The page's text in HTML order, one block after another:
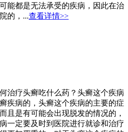
能都是无法承受的疾病，因此在治
的，...查看详情>>
治疗头癣吃什么药？头癣这个疾病
疾病的，头癣这个疾病的主要的症
且是有可能会出现脱发的情况的，
一定要及时到医院进行就诊和治疗